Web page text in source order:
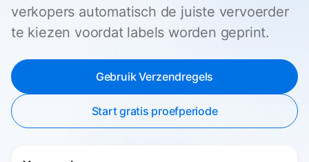
verkopers automatisch de juiste vervoerder
te kiezen voordat labels worden geprint.
Gebruik Verzendregels
Start gratis proefperiode